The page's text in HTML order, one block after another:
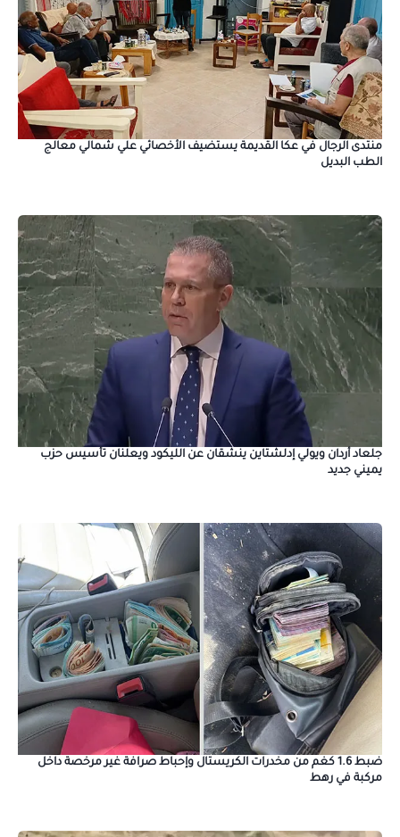
منتدى الرجال في عكا القديمة يستضيف الأخصائي علي شمالي معالج
الطب البديل
جلعاد أردان ويولي إدلشتاين ينشقان عن الليكود ويعلنان تأسيس حزب
يميني جديد
ضبط 1.6 كغم من مخدرات الكريستال وإحباط صرافة غير مرخصة داخل
مركبة في رهط